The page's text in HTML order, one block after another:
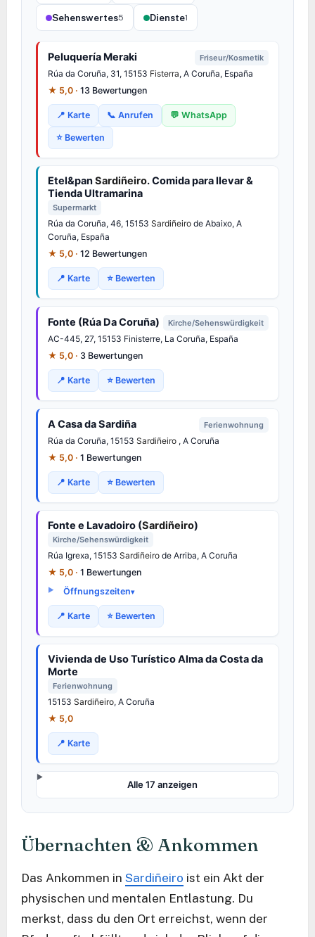
Sehenswertes5 Dienste1
Peluquería Meraki Friseur/Kosmetik
Rúa da Coruña, 31, 15153 Fisterra, A Coruña, España
★ 5,0 · 13 Bewertungen
📍 Karte 📞 Anrufen 💬 WhatsApp
⭐ Bewerten
Etel&panSardiñeiro. Comida para llevar &
Tienda Ultramarina
Supermarkt
Rúa da Coruña, 46, 15153 Sardiñeiro de Abaixo, A
Coruña, España
★ 5,0 · 12 Bewertungen
📍 Karte ⭐ Bewerten
Fonte (Rúa Da Coruña) Kirche/Sehenswürdigkeit
AC-445, 27, 15153 Finisterre, La Coruña, España
★ 5,0 · 3 Bewertungen
📍 Karte ⭐ Bewerten
A Casa da Sardiña Ferienwohnung
Rúa da Coruña, 15153 Sardiñeiro , A Coruña
★ 5,0 · 1 Bewertungen
📍 Karte ⭐ Bewerten
Fonte e Lavadoiro (Sardiñeiro)
Kirche/Sehenswürdigkeit
Rúa Igrexa, 15153 Sardiñeiro de Arriba, A Coruña
★ 5,0 · 1 Bewertungen
Öffnungszeiten
📍 Karte ⭐ Bewerten
Vivienda de Uso Turístico Alma da Costa da
Morte
Ferienwohnung
15153 Sardiñeiro, A Coruña
★ 5,0
📍 Karte
Alle 17 anzeigen
Übernachten & Ankommen
Das Ankommen in Sardiñeiro ist ein Akt der
physischen und mentalen Entlastung. Du
merkst, dass du den Ort erreichst, wenn der